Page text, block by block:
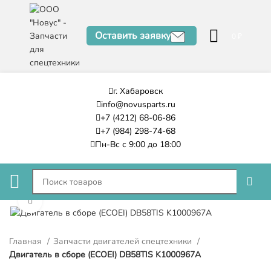
Оставить заявку
г. Хабаровск
info@novusparts.ru
+7 (4212) 68-06-86
+7 (984) 298-74-68
Пн-Вс с 9:00 до 18:00
Нажмите, чтобы увеличить
Главная
Запчасти двигателей спецтехники
Двигатель в сборе (ECOEI) DB58TIS K1000967A